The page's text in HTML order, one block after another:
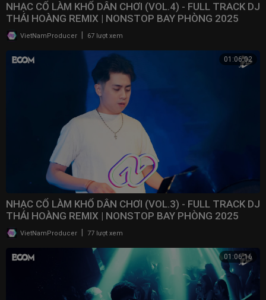
NHẠC CỔ LÀM KHỔ DÂN CHƠI (VOL.4) - FULL TRACK DJ
THÁI HOÀNG REMIX | NONSTOP BAY PHÒNG 2025
VietNamProducer 67 lượt xem
01:06:02
NHẠC CỔ LÀM KHỔ DÂN CHƠI (VOL.3) - FULL TRACK DJ
THÁI HOÀNG REMIX | NONSTOP BAY PHÒNG 2025
VietNamProducer 77 lượt xem
01:06:16